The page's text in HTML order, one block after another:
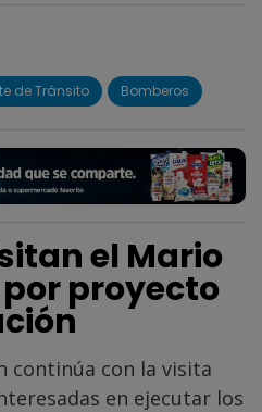
de Tránsito Bomberos
el Mario
proyecto
continúa con la visita
en ejecutar los